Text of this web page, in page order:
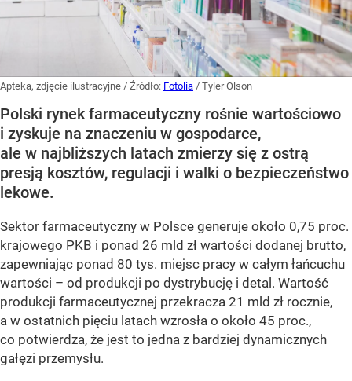
Apteka, zdjęcie ilustracyjne / Źródło: Fotolia / Tyler Olson
Polski rynek farmaceutyczny rośnie wartościowo
i zyskuje na znaczeniu w gospodarce,
ale w najbliższych latach zmierzy się z ostrą
presją kosztów, regulacji i walki o bezpieczeństwo
lekowe.
Sektor farmaceutyczny w Polsce generuje około 0,75 proc.
krajowego PKB i ponad 26 mld zł wartości dodanej brutto,
zapewniając ponad 80 tys. miejsc pracy w całym łańcuchu
wartości – od produkcji po dystrybucję i detal. Wartość
produkcji farmaceutycznej przekracza 21 mld zł rocznie,
a w ostatnich pięciu latach wzrosła o około 45 proc.,
co potwierdza, że jest to jedna z bardziej dynamicznych
gałęzi przemysłu.